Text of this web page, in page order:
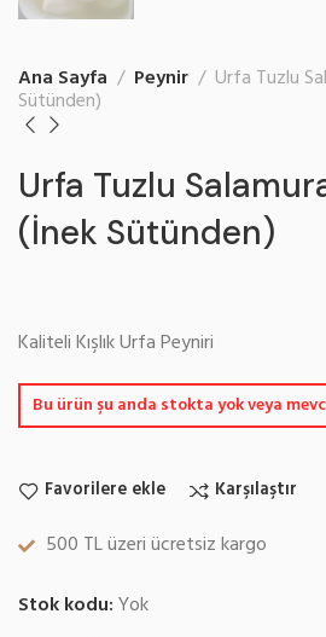
Ana Sayfa Peynir Urfa Tuzlu
Sütünden)
Urfa Tuzlu
(İnek Sütünden)
Kaliteli Kışlık Urfa Peyniri
Bu ürün şu anda stokta yok veya
Favorilere ekle Karşılaştır
500 TL üzeri ücretsiz kargo
Stok kodu:Yok